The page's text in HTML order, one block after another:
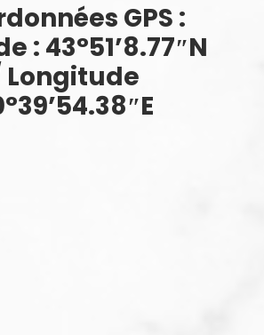
GPS :
: 43°51’8.77″N
Longitude